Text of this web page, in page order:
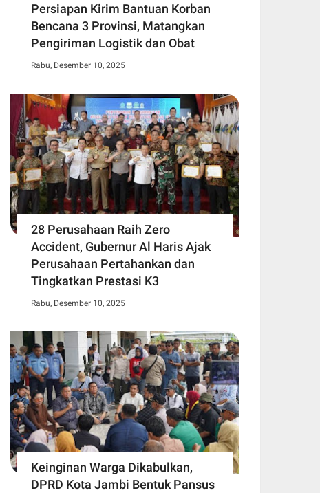
Persiapan Kirim Bantuan Korban
Bencana 3 Provinsi, Matangkan
Pengiriman Logistik dan Obat
Rabu, Desember 10, 2025
28 Perusahaan Raih Zero
Accident, Gubernur Al Haris Ajak
Perusahaan Pertahankan dan
Tingkatkan Prestasi K3
Rabu, Desember 10, 2025
Keinginan Warga Dikabulkan,
DPRD Kota Jambi Bentuk Pansus